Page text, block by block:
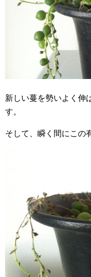
新しい蔓を勢いよく伸
す。
そして、瞬く間にこの